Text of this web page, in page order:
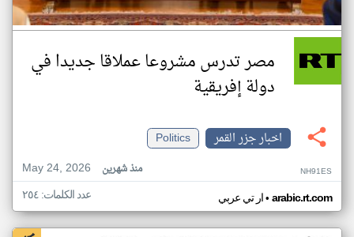
مصر تدرس مشروعا عملاقا جديدا في
دولة إفريقية
اخبار جزر القمر
Politics
May 24, 2026
منذ شهرين NH91ES
ار تي عربي• arabic.rt.com عدد الكلمات: ٢٥٤